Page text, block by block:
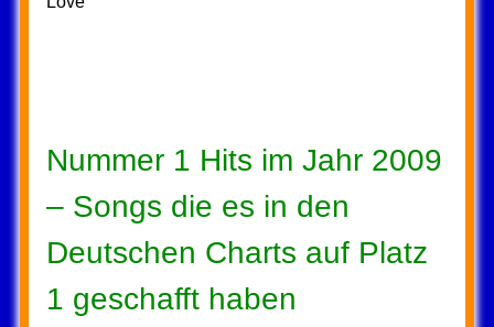
Nummer 1 Hits im Jahr 2009
– Songs die es in den
Deutschen Charts auf Platz
1 geschafft haben